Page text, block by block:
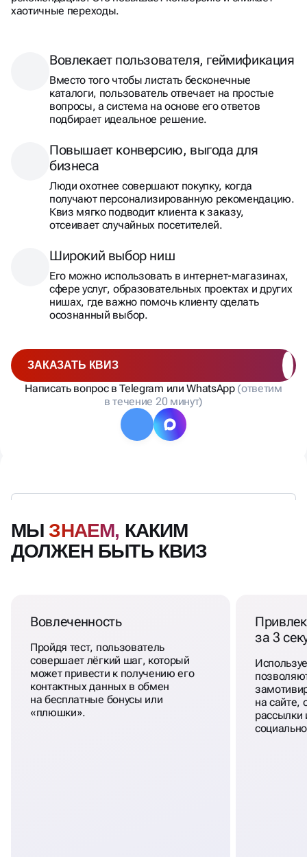
хаотичные переходы.
Вовлекает пользователя, геймификация
Вместо того чтобы листать бесконечные
каталоги, пользователь отвечает на простые
вопросы, а система на основе его ответов
подбирает идеальное решение.
Повышает конверсию, выгода для
бизнеса
Люди охотнее совершают покупку, когда
получают персонализированную рекомендацию.
Квиз мягко подводит клиента к заказу,
отсеивает случайных посетителей.
Широкий выбор ниш
Его можно использовать в интернет-магазинах,
сфере услуг, образовательных проектах и других
нишах, где важно помочь клиенту сделать
осознанный выбор.
ЗАКАЗАТЬ КВИЗ
Написать вопрос в Telegram или WhatsApp (ответим
в течение 20 минут)
МЫЗНАЕМ, КАКИМ
ДОЛЖЕН БЫТЬ КВИЗ
Вовлеченность
Пройдя тест, пользователь
совершает лёгкий шаг, который
может привести к получению его
контактных данных в обмен
на бесплатные бонусы или
«плюшки».
за 3
на сайте,
рассылки